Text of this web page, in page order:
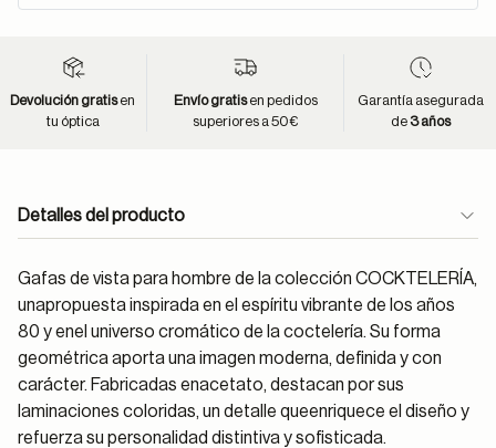
Devolución gratisen
tu óptica
Envío gratisen pedidos
superiores a 50€
Garantía asegurada
de 3 años
Detalles del producto
Gafas de vista para hombre de la colección COCKTELERÍA,
unapropuesta inspirada en el espíritu vibrante de los años
80 y enel universo cromático de la coctelería. Su forma
geométrica aporta una imagen moderna, definida y con
carácter. Fabricadas enacetato, destacan por sus
laminaciones coloridas, un detalle queenriquece el diseño y
refuerza su personalidad distintiva y sofisticada.